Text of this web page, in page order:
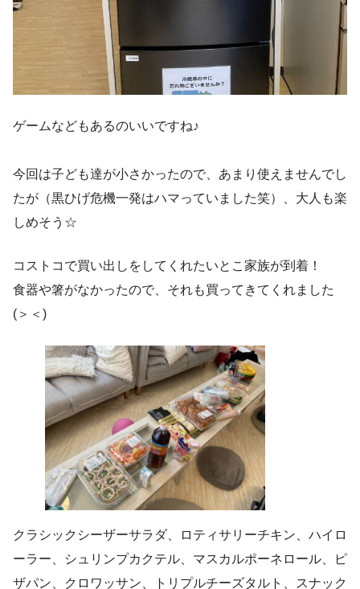
ゲームなどもあるのいいですね♪
今回は子ども達が小さかったので、あまり使えませんでし
たが（黒ひげ危機一発はハマっていました笑）、大人も楽
しめそう☆
コストコで買い出しをしてくれたいとこ家族が到着！
食器や箸がなかったので、それも買ってきてくれました
(＞＜)
クラシックシーザーサラダ、ロティサリーチキン、ハイロ
ーラー、シュリンプカクテル、マスカルポーネロール、ピ
ザパン、クロワッサン、トリプルチーズタルト、スナック